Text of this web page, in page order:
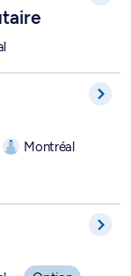
- 1-190-1-0
Montréal